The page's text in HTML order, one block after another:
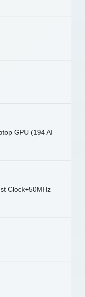
GPU (194 AI
Clock+50MHz